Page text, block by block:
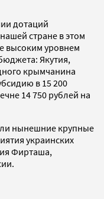
дотаций
стране в этом
высоким уровнем
Якутия,
крымчанина
в 15 200
14 750 рублей на
нынешние крупные
украинских
Фирташа,